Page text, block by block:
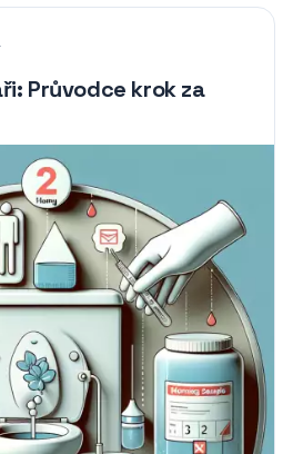
Průvodce krok za